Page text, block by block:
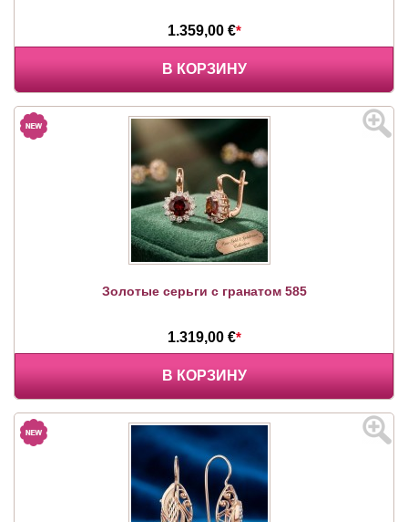
1.359,00 €*
В КОРЗИНУ
Золотые серьги с гранатом 585
1.319,00 €*
В КОРЗИНУ